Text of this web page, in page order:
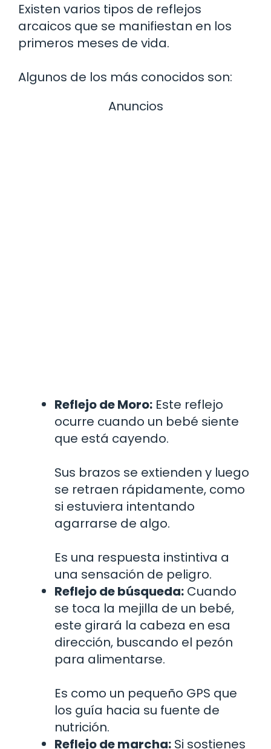
Existen varios tipos de reflejos
arcaicos que se manifiestan en los
primeros meses de vida.
Algunos de los más conocidos son:
Anuncios
Reflejo de Moro: Este reflejo
ocurre cuando un bebé siente
que está cayendo.
Sus brazos se extienden y luego
se retraen rápidamente, como
si estuviera intentando
agarrarse de algo.
Es una respuesta instintiva a
una sensación de peligro.
Reflejo de búsqueda: Cuando
se toca la mejilla de un bebé,
este girará la cabeza en esa
dirección, buscando el pezón
para alimentarse.
Es como un pequeño GPS que
los guía hacia su fuente de
nutrición.
Reflejo de marcha: Si sostienes